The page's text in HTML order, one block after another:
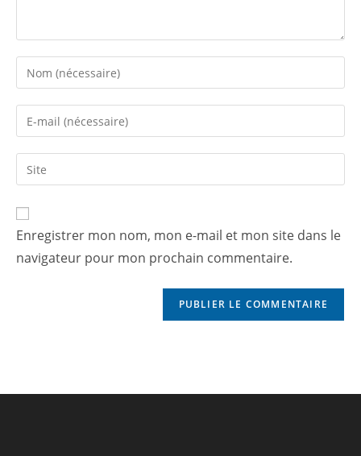
Enregistrer mon nom, mon e-mail et mon site dans le
navigateur pour mon prochain commentaire.